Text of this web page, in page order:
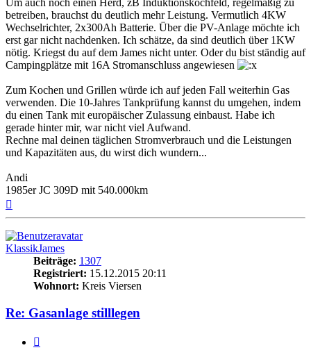
Um auch noch einen Herd, zB Induktionskochfeld, regelmäßig zu
betreiben, brauchst du deutlich mehr Leistung. Vermutlich 4KW
Wechselrichter, 2x300Ah Batterie. Über die PV-Anlage möchte ich
erst gar nicht nachdenken. Ich schätze, da sind deutlich über 1KW
nötig. Kriegst du auf dem James nicht unter. Oder du bist ständig auf
Campingplätze mit 16A Stromanschluss angewiesen
Zum Kochen und Grillen würde ich auf jeden Fall weiterhin Gas
verwenden. Die 10-Jahres Tankprüfung kannst du umgehen, indem
du einen Tank mit europäischer Zulassung einbaust. Habe ich
gerade hinter mir, war nicht viel Aufwand.
Rechne mal deinen täglichen Stromverbrauch und die Leistungen
und Kapazitäten aus, du wirst dich wundern...
Andi
1985er JC 309D mit 540.000km
KlassikJames
Beiträge: 1307
Registriert: 15.12.2015 20:11
Wohnort: Kreis Viersen
Re: Gasanlage stilllegen